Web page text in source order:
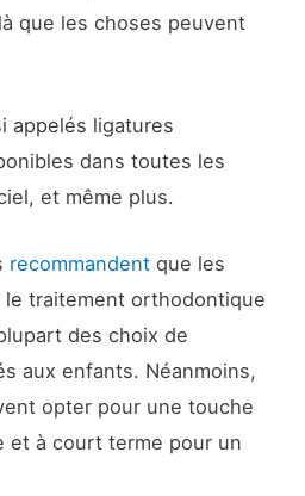
que les choses peuvent
appelés ligatures
dans toutes les
et même plus.
recommandent que les
traitement orthodontique
des choix de
aux enfants. Néanmoins,
opter pour une touche
et à court terme pour un